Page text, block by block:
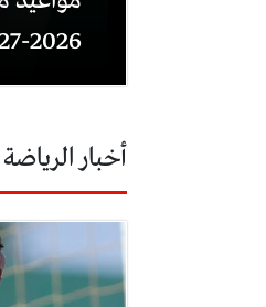
2026-2027
أخبار الرياضة